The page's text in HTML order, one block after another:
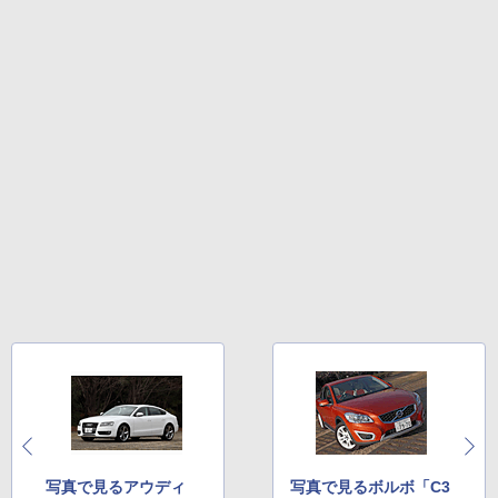
写真で見るアウディ
写真で見るボルボ「C3